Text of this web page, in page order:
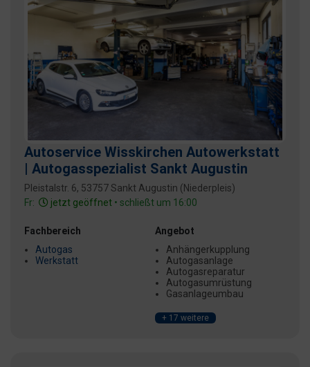
Autoservice Wisskirchen Autowerkstatt
| Autogasspezialist Sankt Augustin
Pleistalstr. 6, 53757 Sankt Augustin (Niederpleis)
Fr:
jetzt geöffnet • schließt um 16:00
Fachbereich
Autogas
Werkstatt
Angebot
Anhängerkupplung
Autogasanlage
Autogasreparatur
Autogasumrüstung
Gasanlageumbau
+ 17 weitere